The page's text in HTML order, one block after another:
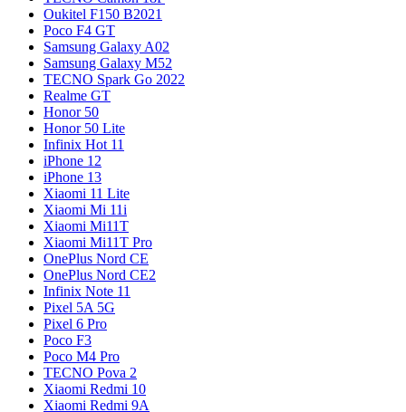
Oukitel F150 B2021
Poco F4 GT
Samsung Galaxy A02
Samsung Galaxy M52
TECNO Spark Go 2022
Realme GT
Honor 50
Honor 50 Lite
Infinix Hot 11
iPhone 12
iPhone 13
Xiaomi 11 Lite
Xiaomi Mi 11i
Xiaomi Mi11T
Xiaomi Mi11T Pro
OnePlus Nord CE
OnePlus Nord CE2
Infinix Note 11
Pixel 5A 5G
Pixel 6 Pro
Poco F3
Poco M4 Pro
TECNO Pova 2
Xiaomi Redmi 10
Xiaomi Redmi 9A